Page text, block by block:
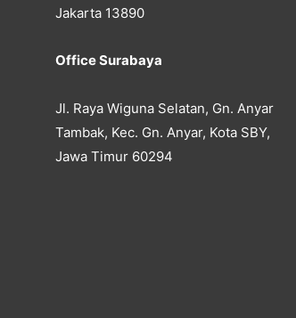
Jakarta 13890
Office Surabaya
Jl. Raya Wiguna Selatan, Gn. Anyar
Tambak, Kec. Gn. Anyar, Kota SBY,
Jawa Timur 60294